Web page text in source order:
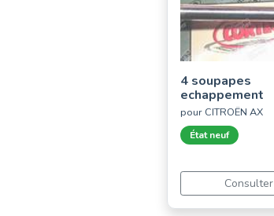
4 soupapes
echappement
pour CITROËN AX
État neuf
Consulter